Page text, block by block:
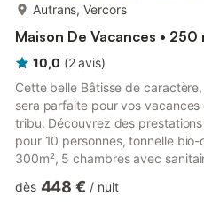
Autrans, Vercors
Maison De Vacances • 250
10,0 (2 avis)
Cette belle Bâtisse de
sera parfaite pour vos
tribu. Découvrez des
pour 10 personnes, tonnelle
300m², 5 chambres avec
contemporains. Tout est fait
dès 448 € / nuit